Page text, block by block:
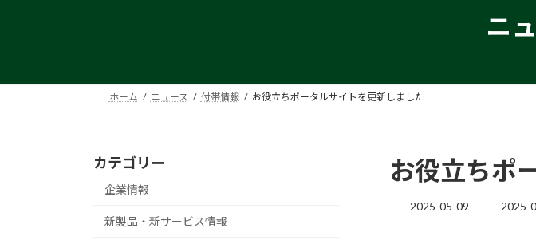
ニ
ホーム ニュース 付帯情報 お役立ちポータルサイトを更新しました
お役立ちポ
2025-05-09
最
2025-
カテゴリー
企業情報
新製品・新サービス情報